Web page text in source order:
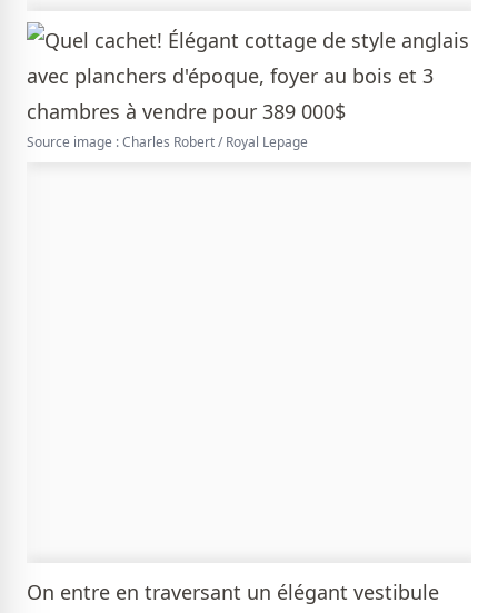
Source image : Charles Robert / Royal Lepage
On entre en traversant un élégant vestibule